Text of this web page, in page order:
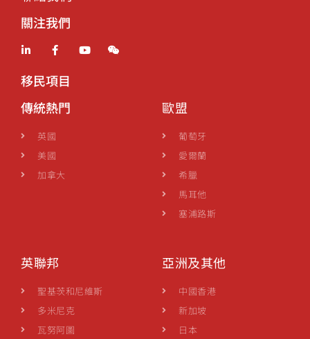
關注我們
移民項目
傳統熱門
英國
美國
加拿大
歐盟
葡萄牙
愛爾蘭
希臘
馬耳他
塞浦路斯
英聯邦
聖基茨和尼維斯
多米尼克
瓦努阿圖
亞洲及其他
中國香港
新加坡
日本